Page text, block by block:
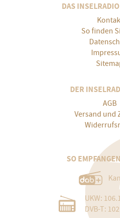
DAS
So finden
DER
AGB
Versand und
SO
UKW:
DVB-T: